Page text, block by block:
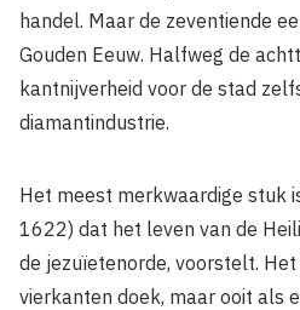
handel. Maar de zeventiende
Gouden Eeuw. Halfweg de
kantnijverheid voor de stad
diamantindustrie.
Het meest merkwaardige stuk
1622) dat het leven van de
de jezuïetenorde, voorstelt.
vierkanten doek, maar ooit als